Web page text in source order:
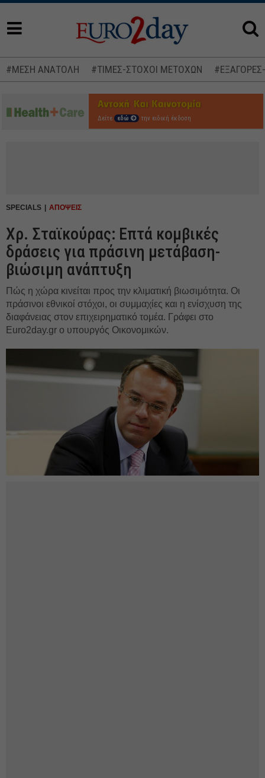
#ΜΕΣΗ ΑΝΑΤΟΛΗ #ΤΙΜΕΣ-ΣΤΟΧΟΙ ΜΕΤΟΧΩΝ
Δείτε εδώ την ειδική έκδοση
SPECIALS ΑΠΟΨΕΙΣ
Χρ. Σταϊκούρας: Επτά κομβικές
δράσεις για πράσινη μετάβαση-
βιώσιμη ανάπτυξη
Πώς η χώρα κινείται προς την κλιματική βιωσιμότητα. Οι
πράσινοι εθνικοί στόχοι, οι συμμαχίες και η ενίσχυση της
διαφάνειας στον επιχειρηματικό τομέα. Γράφει στο
Euro2day.gr ο υπουργός Οικονομικών.